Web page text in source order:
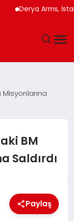
Derya Arms,
Misyonlarına
BM
Saldırdı
Paylaş